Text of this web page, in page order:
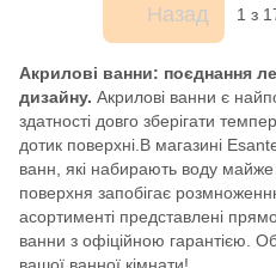
Назад 1 з
Акрилові ванни: поєднання
дизайну. Акрилові ванни є
здатності довго зберігати
дотик поверхні.В магазині
ванн, які набирають воду
поверхня запобігає
асортименті представлені
ванни з офіційною гарантією.